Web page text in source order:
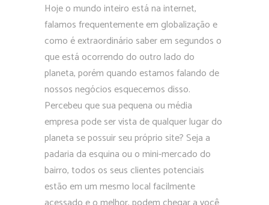
Hoje o mundo inteiro está na internet,
falamos frequentemente em globalização e
como é extraordinário saber em segundos o
que está ocorrendo do outro lado do
planeta, porém quando estamos falando de
nossos negócios esquecemos disso.
Percebeu que sua pequena ou média
empresa pode ser vista de qualquer lugar do
planeta se possuir seu próprio site? Seja a
padaria da esquina ou o mini-mercado do
bairro, todos os seus clientes potenciais
estão em um mesmo local facilmente